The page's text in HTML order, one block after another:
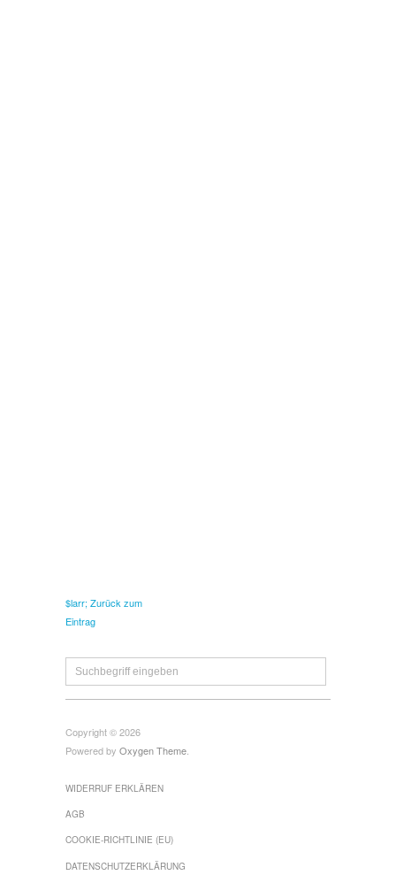
$larr; Zurück zum
Eintrag
Copyright © 2026
Powered by Oxygen Theme
WIDERRUF ERKLÄREN
AGB
COOKIE-RICHTLINIE (EU)
DATENSCHUTZERKLÄRUNG